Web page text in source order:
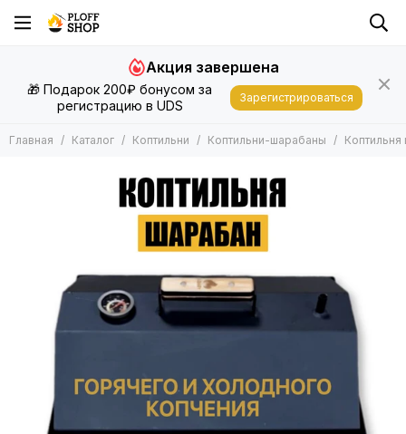
Коптильни
Коптильни-шарабаны
Дымогенераторы
Наборы для копчения
🎁 Подарок 200₽ бонусом за
регистрацию в UDS
Акция завершена
Зарегистрироваться
Главная Каталог Коптильни Коптильни-шарабаны